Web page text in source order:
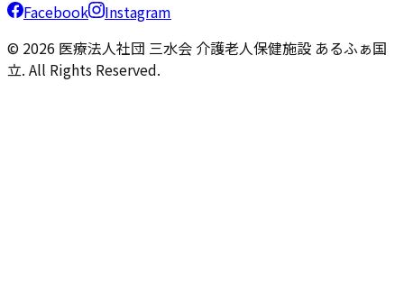
Facebook
Instagram
© 2026 医療法人社団 三水会 介護老人保健施設 あるふぁ国
立. All Rights Reserved.